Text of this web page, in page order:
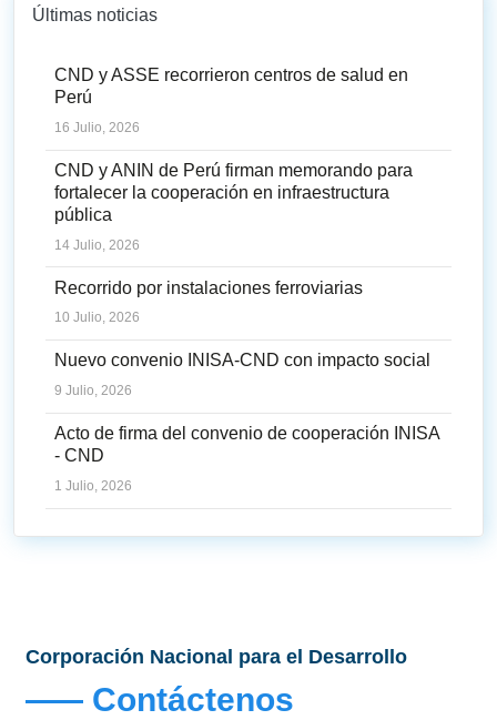
Últimas noticias
CND y ASSE recorrieron centros de salud en
Perú
16 Julio, 2026
CND y ANIN de Perú firman memorando para
fortalecer la cooperación en infraestructura
pública
14 Julio, 2026
Recorrido por instalaciones ferroviarias
10 Julio, 2026
Nuevo convenio INISA-CND con impacto social
9 Julio, 2026
Acto de firma del convenio de cooperación INISA
- CND
1 Julio, 2026
Corporación Nacional para el Desarrollo
Contáctenos